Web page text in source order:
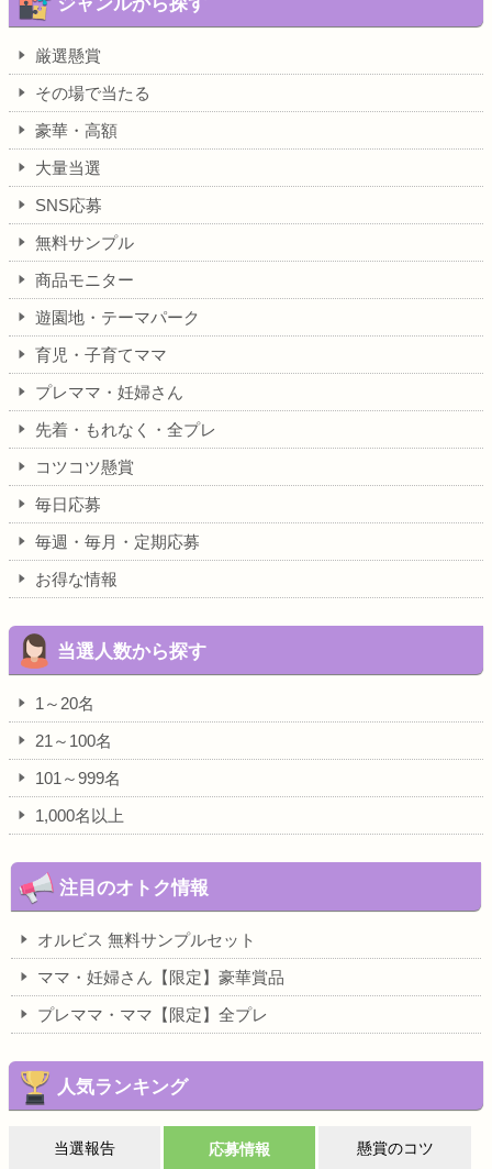
厳選懸賞
その場で当たる
豪華・高額
大量当選
SNS応募
無料サンプル
商品モニター
遊園地・テーマパーク
育児・子育てママ
プレママ・妊婦さん
先着・もれなく・全プレ
コツコツ懸賞
毎日応募
毎週・毎月・定期応募
お得な情報
当選人数から探す
1～20名
21～100名
101～999名
1,000名以上
注目のオトク情報
オルビス 無料サンプルセット
ママ・妊婦さん【限定】豪華賞品
プレママ・ママ【限定】全プレ
人気ランキング
当選報告 応募情報 懸賞のコツ